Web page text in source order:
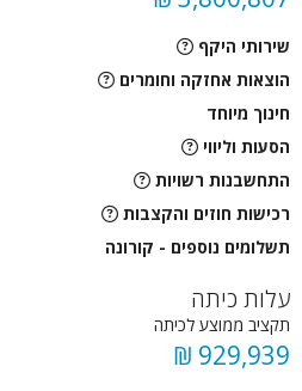
שירותי היקף
הוצאות אחזקה וחומרים
חינוך מיוחד
הסעות וליווי
התחשבנות רשויות
רכישות חוזים והקצבות
תשלומים נוספים - קורונה
עלות כיתה
תקציב ממוצע לכיתה
929,939 ₪